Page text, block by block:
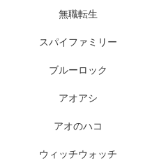
無職転生
スパイファミリー
ブルーロック
アオアシ
アオのハコ
ウィッチウォッチ